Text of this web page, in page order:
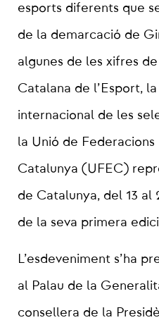
esports diferents que
de la demarcació de
algunes de les xifres
Catalana de l’Esport,
internacional de les
la Unió de Federacions
Catalunya (UFEC)
de Catalunya, del 13 al
de la seva primera
L’esdeveniment s’ha
al Palau de la
consellera de la